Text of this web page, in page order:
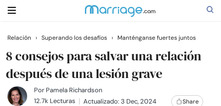
Buscar
Casarse
Relación › Superando los desafíos › Manténganse fuertes juntos
8 consejos para salvar una relación
después de una lesión grave
Por Pamela Richardson
12.7k Lecturas
Actualizado: 3 Dec, 2024 Share